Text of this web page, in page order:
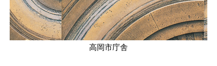
高岡市庁舎